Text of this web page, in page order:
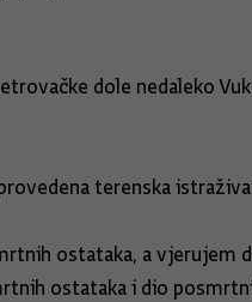
dole nedaleko
terenska
ostataka, a vjerujem
ostataka i dio